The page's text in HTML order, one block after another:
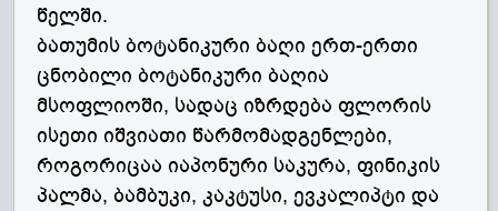
წელში.
ბათუმის ბოტანიკური ბაღი ერთ-ერთი
ცნობილი ბოტანიკური ბაღია
მსოფლიოში, სადაც იზრდება ფლორის
ისეთი იშვიათი წარმომადგენლები,
როგორიცაა იაპონური საკურა, ფინიკის
პალმა, ბამბუკი, კაკტუსი, ევკალიპტი და